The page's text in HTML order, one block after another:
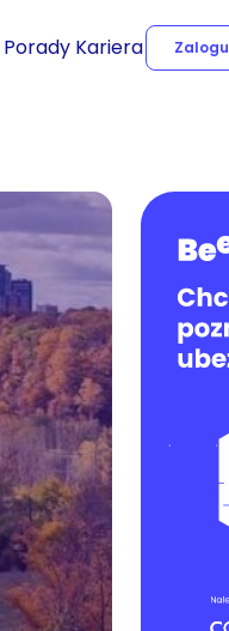
Porady Kariera